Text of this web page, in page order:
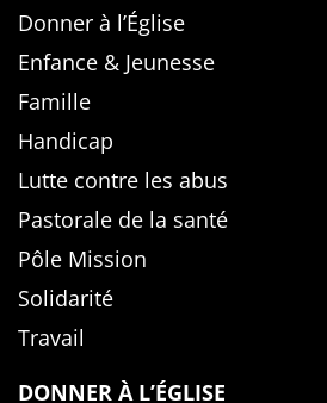
Donner à l’Église
Enfance & Jeunesse
Famille
Handicap
Lutte contre les abus
Pastorale de la santé
Pôle Mission
Solidarité
Travail
DONNER À L’ÉGLISE